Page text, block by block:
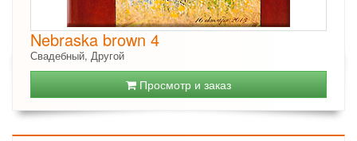
Nebraska brown 4
Свадебный, Другой
Просмотр и заказ